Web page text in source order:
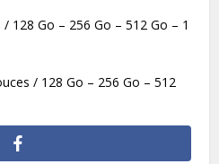
128 Go – 256 Go – 512 Go – 1
/ 128 Go – 256 Go – 512